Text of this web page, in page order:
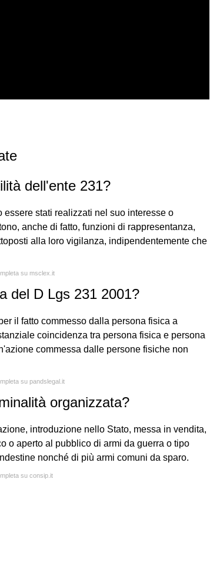
dell'ente 231?
stati realizzati nel suo interesse o
anche di fatto, funzioni di rappresentanza,
alla loro vigilanza, indipendentemente che
su msclex.it
del D Lgs 231 2001?
il fatto commesso dalla persona fisica a
coincidenza tra persona fisica e persona
commessa dalle persone fisiche non
su pandslegal.it
organizzata?
introduzione nello Stato, messa in vendita,
o aperto al pubblico di armi da guerra o tipo
nonché di più armi comuni da sparo.
su consip.it